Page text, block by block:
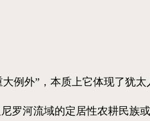
例外”，本质上它体现了犹太
罗河流域的定居性农耕民族或